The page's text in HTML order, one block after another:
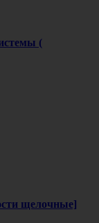
(
щелочные]